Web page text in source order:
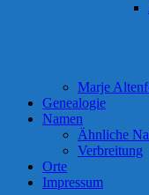
Marje
Genealogie
Namen
Ähnliche
Verbreitung
Orte
Impressum